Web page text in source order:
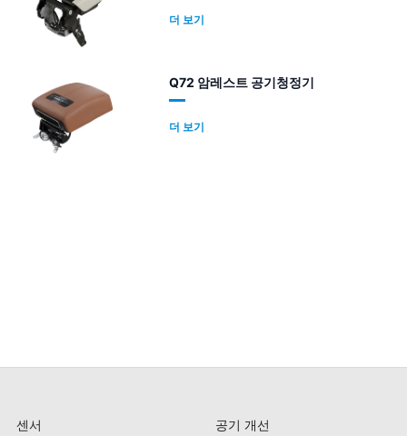
더 보기
Q72 암레스트 공기청정기
더 보기
센서 공기 개선